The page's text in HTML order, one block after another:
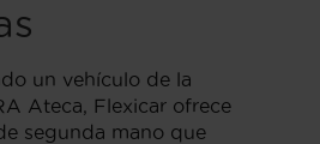
un vehículo de la
Ateca, Flexicar ofrece
segunda mano que